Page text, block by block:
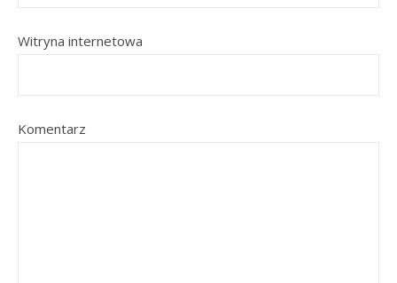
Witryna internetowa
Komentarz